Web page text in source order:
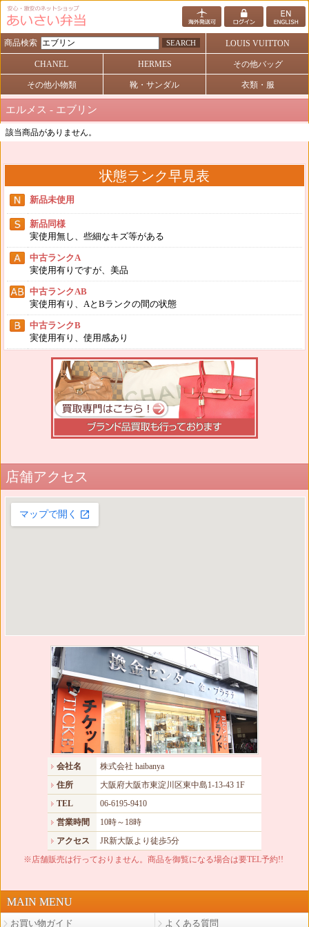
商品検索 SEARCH LOUIS VUITTON
CHANEL HERMES その他バッグ
その他小物類 靴・サンダル 衣類・服
エルメス - エブリン
該当商品がありません。
状態ランク早見表
新品未使用
新品同様
実使用無し、些細なキズ等がある
中古ランクA
実使用有りですが、美品
中古ランクAB
実使用有り、AとBランクの間の状態
中古ランクB
実使用有り、使用感あり
店舗アクセス
会社名
株式会社 haibanya
住所
大阪府大阪市東淀川区東中島1-13-43 1F
TEL
06-6195-9410
営業時間
10時～18時
アクセス
JR新大阪より徒歩5分
※店舗販売は行っておりません。商品を御覧になる場合は要TEL予約!!
MAIN MENU
お買い物ガイド よくある質問